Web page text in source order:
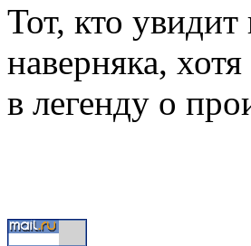
Тот, кто
наверняка,
в легенду о